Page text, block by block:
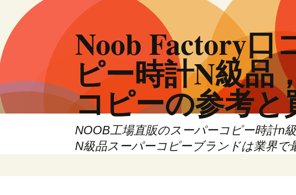
Noob Factory口
ピー時計N級品
コピーの参考と
NOOB工場直販のスーパーコピー時計n
N級品スーパーコピーブランドは業界で